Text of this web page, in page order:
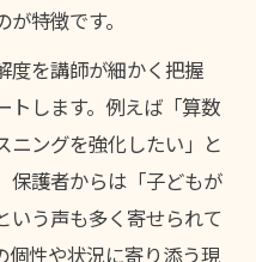
特徴です。
度を講師が細かく把握
トします。例えば「算数
ニングを強化したい」と
保護者からは「子どもが
いう声も多く寄せられて
個性や状況に寄り添う現